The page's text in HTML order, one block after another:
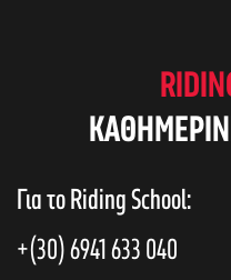
Για το Riding School:
+(30) 6941 633 040